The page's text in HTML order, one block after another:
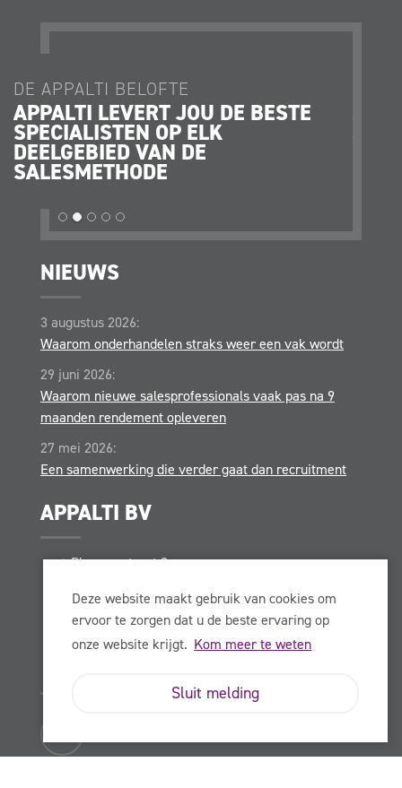
Deze website maakt gebruik van cookies om
ervoor te zorgen dat u de beste ervaring op
onze website krijgt. Kom meer te weten
Sluit melding
DE APPALTI BELOFTE
APPALTI LEVERT JOU DE BESTE
SPECIALISTEN OP ELK
DEELGEBIED VAN DE
SALESMETHODE
NIEUWS
3 augustus 2026:
Waarom onderhandelen straks weer een vak wordt
29 juni 2026:
Waarom nieuwe salesprofessionals vaak pas na 9
maanden rendement opleveren
27 mei 2026:
Een samenwerking die verder gaat dan recruitment
APPALTI BV
Plesmanstraat 2
085-489 88 00